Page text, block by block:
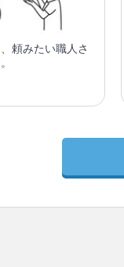
頼みたい職人さ